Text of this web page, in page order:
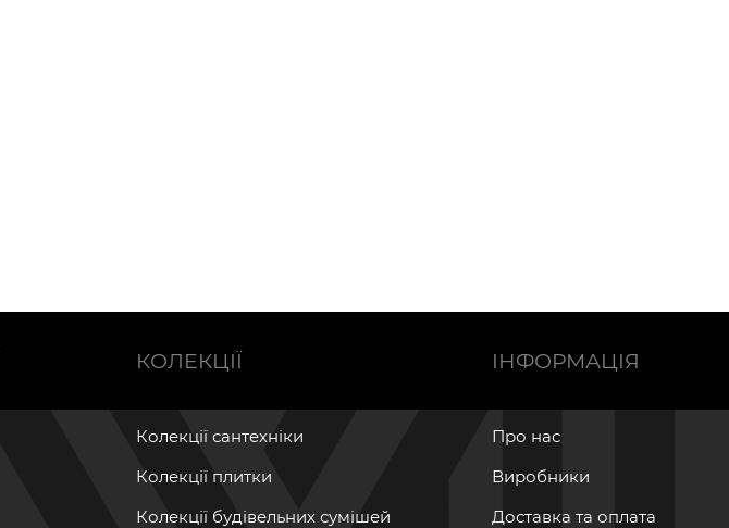
КОЛЕКЦІЇ
Колекції сантехніки
Колекції плитки
Колекції будівельних сумішей
ІНФОРМАЦІЯ
Про нас
Виробники
Доставка та оплата